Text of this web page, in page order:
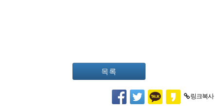
목록
링크복사